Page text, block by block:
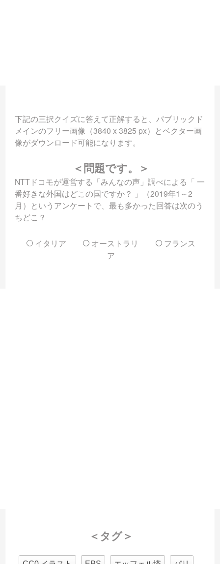
下記の三択クイズに答えて正解すると、パブリックド
メインのフリー画像（3840 x 3825 px）とベクター画
像がダウンロード可能になります。
＜問題です。＞
NTTドコモが運営する「みんなの声」調べによる「 一
番好きな外国はどこの国ですか？ 」（2019年1～2
月）というアンケートで、最も多かった回答は次のう
ちどこ？
イタリア
オーストラリ
ア
フランス
＜タグ＞